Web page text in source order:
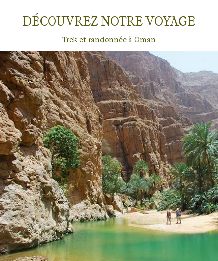
Dernières minutesOman
94% de satisfaction(465 avis)
avons le voyage qu'il vous faut.
Nos offres de dernières minutes comprennent des treks
inoubliables, des randonnées dans des lieux emblématiques
et des croisières exploratoires. Imaginez-vous parcourant les
sentiers escarpés du GR20 en Corse, ou naviguant parmi les
glaciers du Spitzberg. Peut-être préférez-vous une expérience
plus puissante, comme gravir les pentes du Kilimandjaro ou
simplement explorer les volcans d'Auvergne.
Chaque voyage est soigneusement organisé pour vous offrir
une expérience authentique et enrichissante. Profitez-en
pour découvrir des destinations spectaculaires et vivre des
moments uniques.
DÉCOUVREZ NOTREVOYAGE
Trek et randonnée à Oman